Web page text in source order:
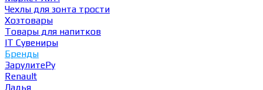
Чехлы для зонта трости
Хозтовары
Товары для напитков
IT Сувениры
Бренды
ЗарулитеРу
Renault
Ладья